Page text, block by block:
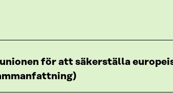
för att säkerställa